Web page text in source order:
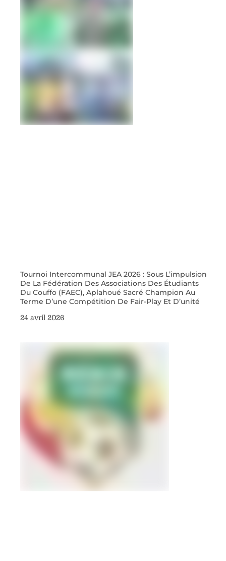
Tournoi Intercommunal JEA 2026 : Sous L’impulsion
De La Fédération Des Associations Des Étudiants
Du Couffo (FAEC), Aplahoué Sacré Champion Au
Terme D’une Compétition De Fair-Play Et D’unité
24 avril 2026